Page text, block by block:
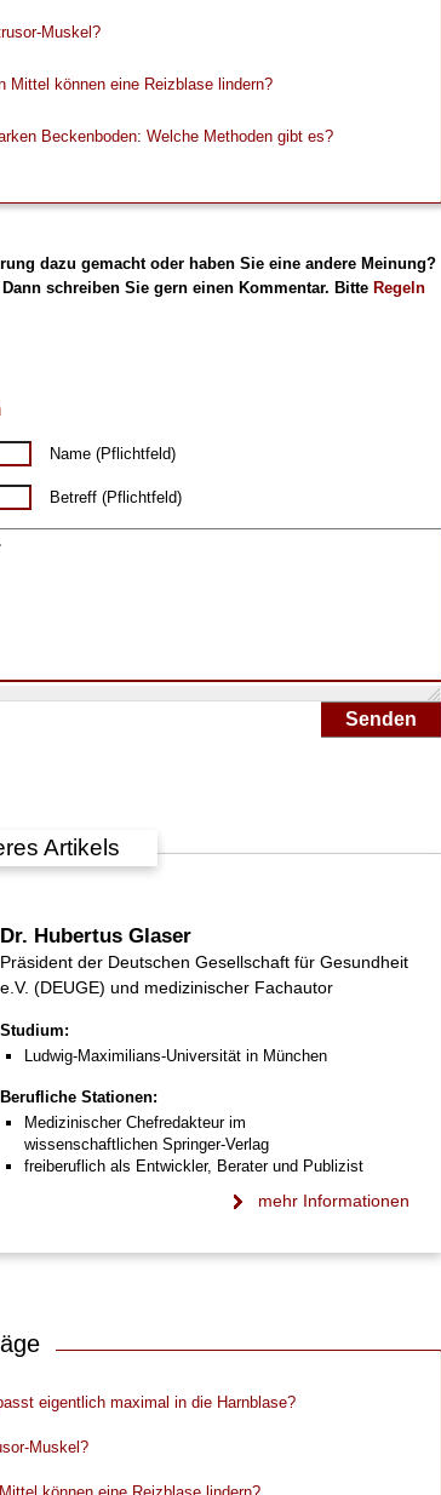
Muskel?
Mittel können eine Reizblase lindern?
Beckenboden: Welche Methoden gibt es?
dazu gemacht oder haben Sie eine andere Meinung?
schreiben Sie gern einen Kommentar. Bitte Regeln
Name (Pflichtfeld)
Betreff (Pflichtfeld)
Senden
Artikels
Dr. Hubertus Glaser
Präsident der Deutschen Gesellschaft für Gesundheit
e.V. (DEUGE) und medizinischer Fachautor
Studium:
Ludwig-Maximilians-Universität in München
Berufliche Stationen:
Medizinischer Chefredakteur im
wissenschaftlichen Springer-Verlag
freiberuflich als Entwickler, Berater und Publizist
mehr Informationen
eigentlich maximal in die Harnblase?
Muskel?